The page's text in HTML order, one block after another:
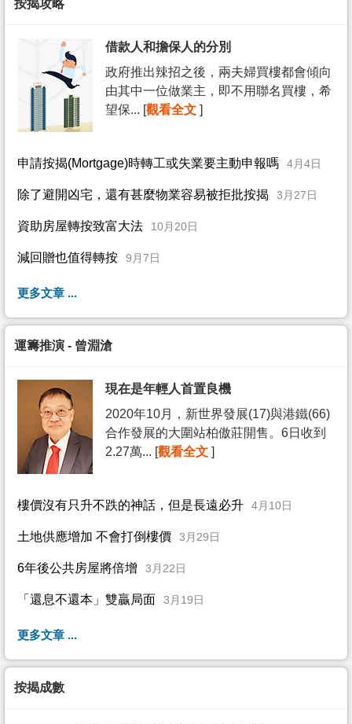
按揭攻略
借款人和擔保人的分別
政府推出辣招之後，兩夫婦買樓都會傾向
由其中一位做業主，即不用聯名買樓，希
望保... [觀看全文 ]
申請按揭(Mortgage)時轉工或失業要主動申報嗎 4月4日
除了避開凶宅，還有甚麼物業容易被拒批按揭 3月27日
資助房屋轉按致富大法 10月20日
減回贈也值得轉按 9月7日
更多文章 ...
運籌推演 - 曾淵滄
現在是年輕人首置良機
2020年10月，新世界發展(17)與港鐵(66)
合作發展的大圍站柏傲莊開售。6日收到
2.27萬... [觀看全文 ]
樓價沒有只升不跌的神話，但是長遠必升 4月10日
土地供應增加 不會打倒樓價 3月29日
6年後公共房屋將倍增 3月22日
「還息不還本」雙贏局面 3月19日
更多文章 ...
按揭成數